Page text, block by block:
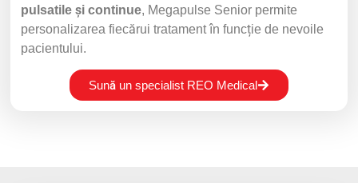
pulsatile și continue, Megapulse Senior permite
personalizarea fiecărui tratament în funcție de nevoile
pacientului.
Sună un specialist REO Medical